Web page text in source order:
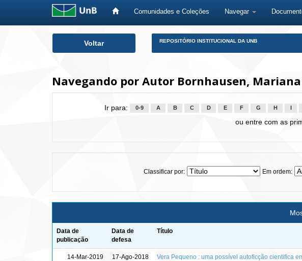
Comunidades e Coleções Navegar
Voltar REPOSITÓRIO INSTITUCIONAL DA UNB
Navegando por Autor Bornhausen,
Ir para: 0-9 A B C D E F G H
ou entre com as
Classificar por: Em ordem:
Data de
publicação
Data de
defesa
Título
14-Mar-2019 17-Ago-2018
Vera Pequeno : uma possível autoficção cientifica